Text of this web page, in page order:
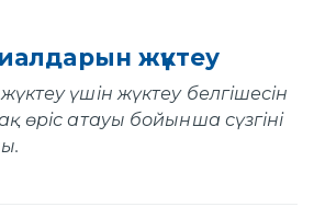
жүктеу
үшін жүктеу белгішесін
өріс атауы бойынша сүзгіні